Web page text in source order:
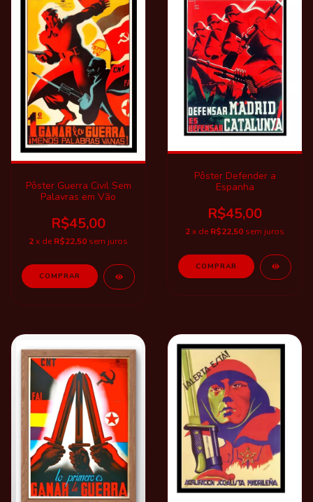
Pôster Guerra Civil Sem
Palavras em Vão
R$45,00
2x de R$22,50 sem juros
Pôster Defender a
Espanha
R$45,00
2x de R$22,50 sem juros